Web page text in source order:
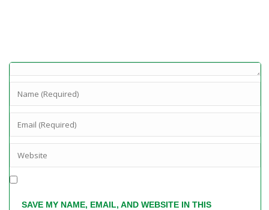
SAVE MY NAME, EMAIL, AND WEBSITE IN THIS